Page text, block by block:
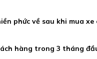
phức về sau khi mua
hàng trong 3 tháng